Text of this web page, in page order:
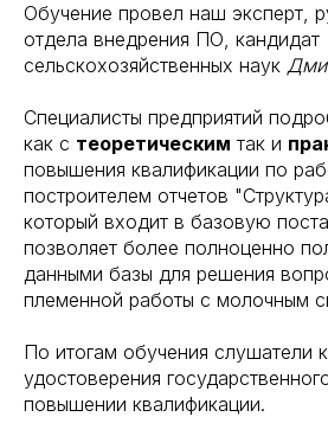
Обучение провел наш эксперт,
отдела внедрения ПО, кандидат
сельскохозяйственных наук
Специалисты предприятий
как с теоретическим так и
повышения квалификации по
построителем отчетов
который входит в базовую
позволяет более полноценно
данными базы для решения
племенной работы с молочным
По итогам обучения слушатели
удостоверения
повышении квалификации.